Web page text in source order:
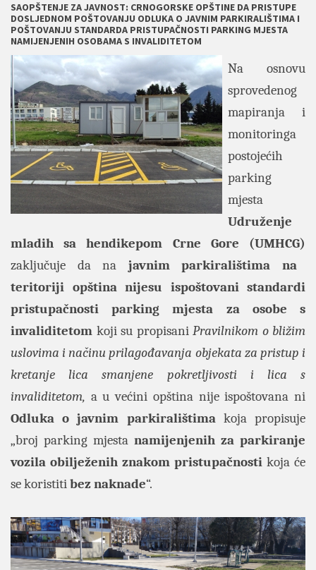
SAOPŠTENJE ZA JAVNOST: CRNOGORSKE OPŠTINE DA PRISTUPE
DOSLJEDNOM POŠTOVANJU ODLUKA O JAVNIM PARKIRALIŠTIMA I
POŠTOVANJU STANDARDA PRISTUPAČNOSTI PARKING MJESTA
NAMIJENJENIH OSOBAMA S INVALIDITETOM
Na osnovu
sprovedenog
mapiranja i
monitoringa
postojećih
parking
mjesta
Udruženje
mladih sa hendikepom Crne Gore (UMHCG)
zaključuje da na javnim parkiralištima na
teritoriji opština nijesu ispoštovani standardi
pristupačnosti parking mjesta za osobe s
invaliditetom koji su propisani Pravilnikom o bližim
uslovima i načinu prilagođavanja objekata za pristup i
kretanje lica smanjene pokretljivosti i lica s
invaliditetom, a u većini opština nije ispoštovana ni
Odluka o javnim parkiralištima koja propisuje
„broj parking mjesta namijenjenih za parkiranje
vozila obilježenih znakom pristupačnosti koja će
se koristitibez naknade“.